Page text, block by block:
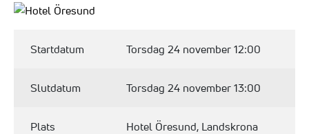
Startdatum Torsdag 24 november 12:00
Slutdatum Torsdag 24 november 13:00
Plats Hotel Öresund, Landskrona